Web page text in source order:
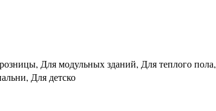
Для модульных зданий, Для теплого пола,
Для детско